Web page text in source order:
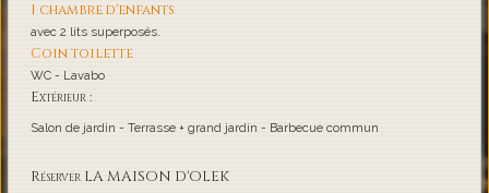
1 chambre d'enfants
avec 2 lits superposés.
Coin toilette
WC - Lavabo
Extérieur :
Salon de jardin - Terrasse + grand jardin - Barbecue commun
Réserver LA MAISON D'OLEK